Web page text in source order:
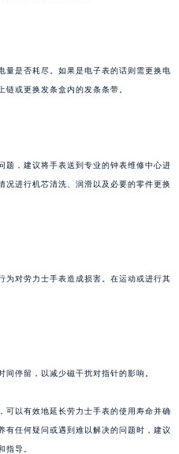
量是否耗尽。如果是电子表的话则需更换电
或更换发条盒内的发条条带。
题，建议将手表送到专业的钟表维修中心进
况进行机芯清洗、润滑以及必要的零件更换
为对劳力士手表造成损害。在运动或进行其
停留，以减少磁干扰对指针的影响。
可以有效地延长劳力士手表的使用寿命并确
有任何疑问或遇到难以解决的问题时，建议
指导。